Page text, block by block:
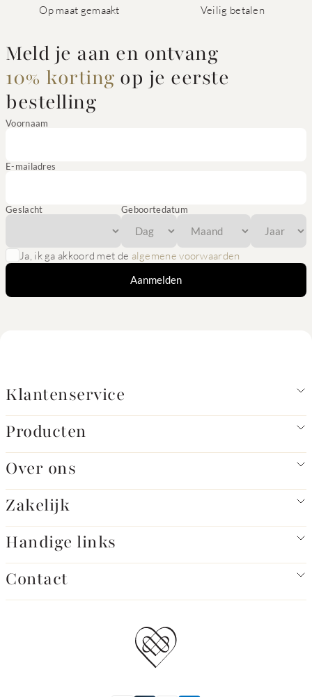
Op maat gemaakt Veilig betalen
Meld je aan en ontvang
10% korting op je eerste
bestelling
Voornaam
E-mailadres
Geslacht Geboortedatum
Ja, ik ga akkoord met de algemene voorwaarden
Aanmelden
Klantenservice
Producten
Over ons
Zakelijk
Handige links
Contact